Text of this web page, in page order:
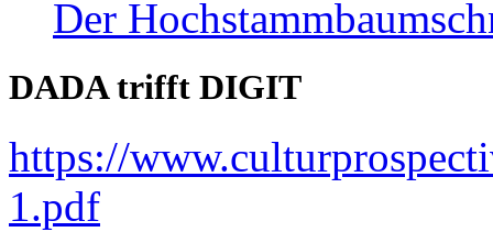
Der
DADA trifft DIGIT
https://
1.pdf